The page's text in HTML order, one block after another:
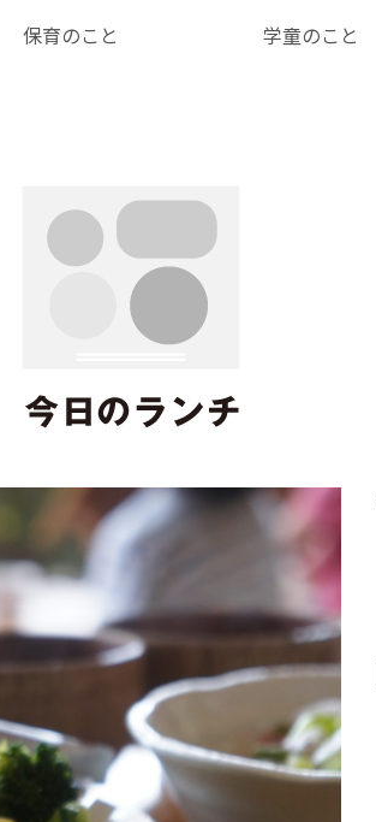
保育のこと 学童のこと